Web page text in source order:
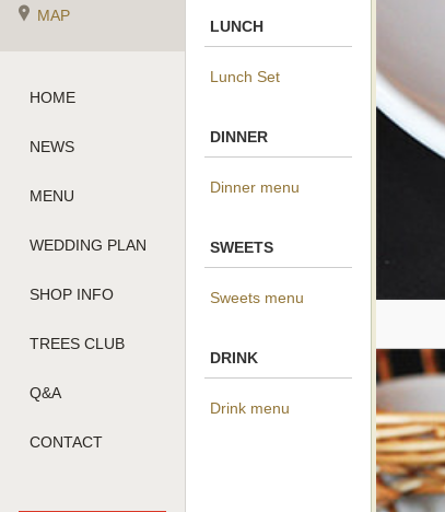
MAP
HOME
NEWS
MENU
WEDDING PLAN
SHOP INFO
TREES CLUB
Q&A
CONTACT
LUNCH
Lunch Set
DINNER
Dinner menu
SWEETS
Sweets menu
DRINK
Drink menu